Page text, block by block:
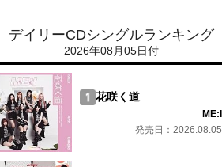
デイリーCDシングルランキング
2026年08月05日付
花咲く道
ME:I
発売日：2026.08.05